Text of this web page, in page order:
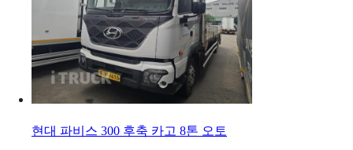
현대 파비스 300 후축 카고 8톤 오토